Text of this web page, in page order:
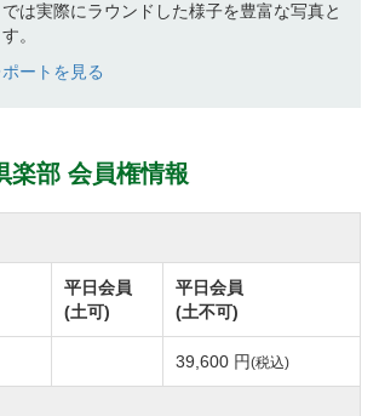
ゴルフ倶楽部を結ぶクラブバスは30
倶楽部に到着します。
ルファーをはじめ、関東近郊にお住
お越し頂けるゴルフ場です。
自然とフラットな地形を活かした全
は実際にラウンドした様子を豊富な写真と
。
ートを見る
楽部 会員権情報
平日会員
(土可)
平日会員
(土不可)
39,600 円(税込)